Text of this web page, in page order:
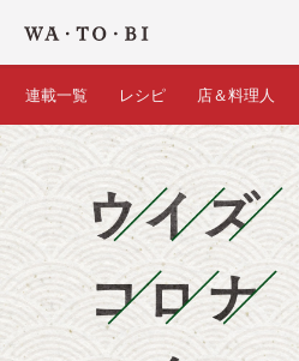
連載一覧 レシピ 店＆料理人